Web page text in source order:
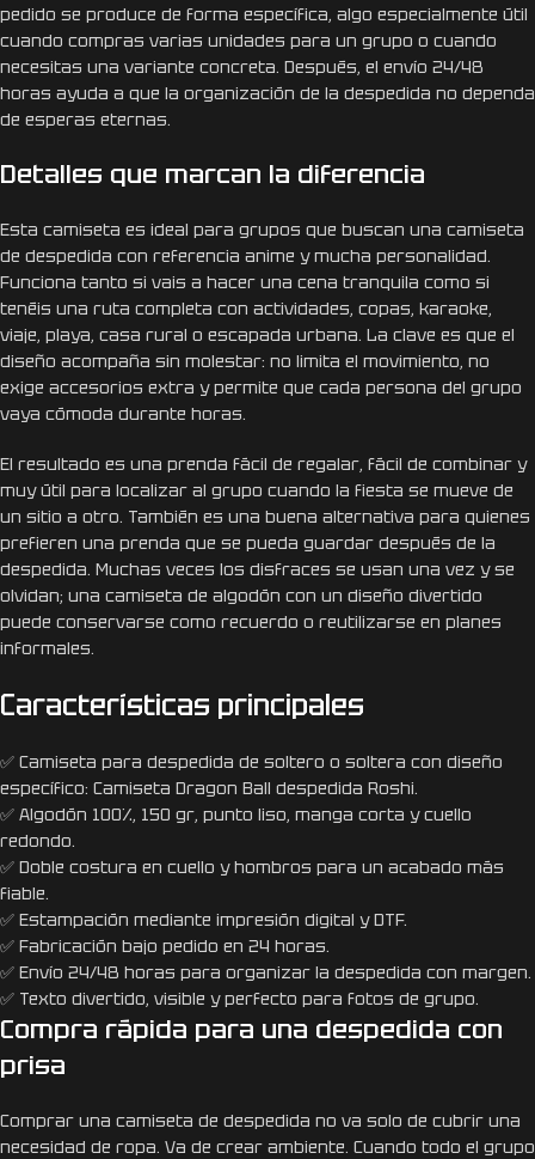
pedido se produce de forma específica, algo especialmente útil
cuando compras varias unidades para un grupo o cuando
necesitas una variante concreta. Después, el envío 24/48
horas ayuda a que la organización de la despedida no dependa
de esperas eternas.
Detalles que marcan la diferencia
Esta camiseta es ideal para grupos que buscan una camiseta
de despedida con referencia anime y mucha personalidad.
Funciona tanto si vais a hacer una cena tranquila como si
tenéis una ruta completa con actividades, copas, karaoke,
viaje, playa, casa rural o escapada urbana. La clave es que el
diseño acompaña sin molestar: no limita el movimiento, no
exige accesorios extra y permite que cada persona del grupo
vaya cómoda durante horas.
El resultado es una prenda fácil de regalar, fácil de combinar y
muy útil para localizar al grupo cuando la fiesta se mueve de
un sitio a otro. También es una buena alternativa para quienes
prefieren una prenda que se pueda guardar después de la
despedida. Muchas veces los disfraces se usan una vez y se
olvidan; una camiseta de algodón con un diseño divertido
puede conservarse como recuerdo o reutilizarse en planes
informales.
Características principales
✅ Camiseta para despedida de soltero o soltera con diseño
específico: Camiseta Dragon Ball despedida Roshi.
✅ Algodón 100%, 150 gr, punto liso, manga corta y cuello
redondo.
✅ Doble costura en cuello y hombros para un acabado más
fiable.
✅ Estampación mediante impresión digital y DTF.
✅ Fabricación bajo pedido en 24 horas.
✅ Envío 24/48 horas para organizar la despedida con margen.
✅ Texto divertido, visible y perfecto para fotos de grupo.
Compra rápida para una despedida con
prisa
Comprar una camiseta de despedida no va solo de cubrir una
necesidad de ropa. Va de crear ambiente. Cuando todo el grupo